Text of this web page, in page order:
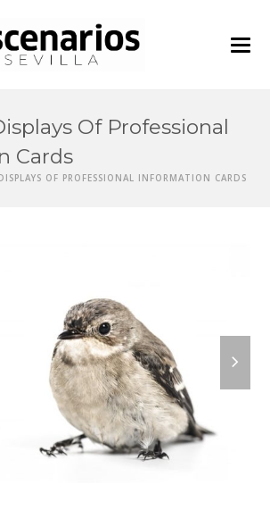
Of Professional
Cards
OF PROFESSIONAL INFORMATION CARDS